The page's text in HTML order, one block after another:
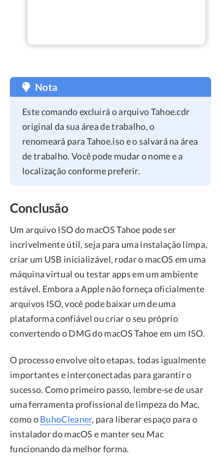
Nota
Este comando excluirá o arquivo Tahoe.cdr
original da sua área de trabalho, o
renomeará para Tahoe.iso e o salvará na área
de trabalho. Você pode mudar o nome e a
localização conforme preferir.
Conclusão
Um arquivo ISO do macOS Tahoe pode ser
incrivelmente útil, seja para uma instalação limpa,
criar um USB inicializável, rodar o macOS em uma
máquina virtual ou testar apps em um ambiente
estável. Embora a Apple não forneça oficialmente
arquivos ISO, você pode baixar um de uma
plataforma confiável ou criar o seu próprio
convertendo o DMG do macOS Tahoe em um ISO.
O processo envolve oito etapas, todas igualmente
importantes e interconectadas para garantir o
sucesso. Como primeiro passo, lembre-se de usar
uma ferramenta profissional de limpeza do Mac,
como oBuhoCleaner, para liberar espaço para o
instalador do macOS e manter seu Mac
funcionando da melhor forma.